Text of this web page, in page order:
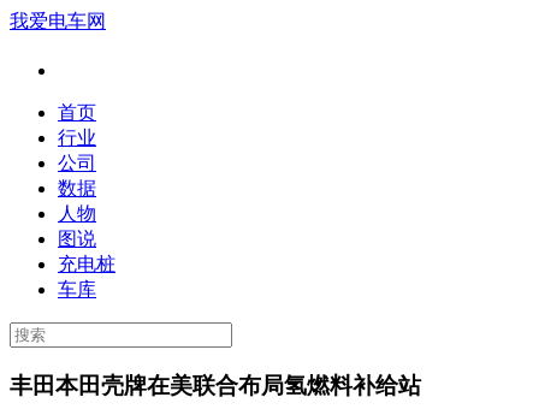
我爱电车网
首页
行业
公司
数据
人物
图说
充电桩
车库
丰田本田壳牌在美联合布局氢燃料补给站